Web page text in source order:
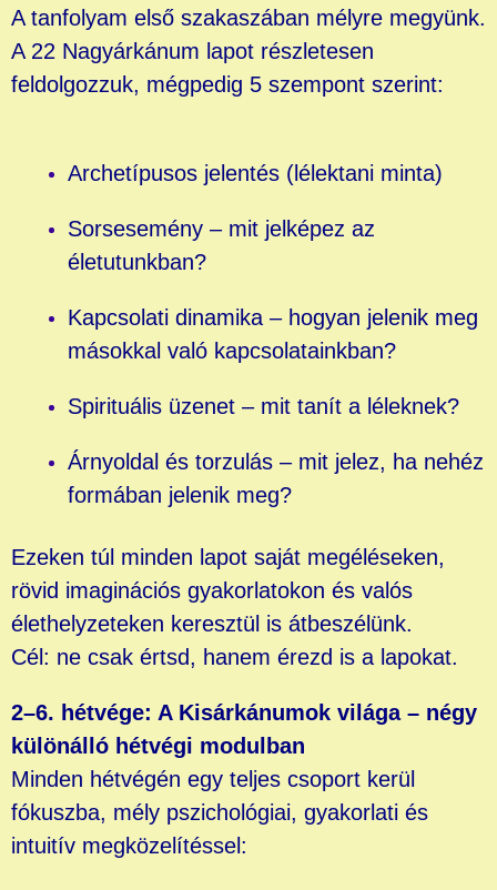
A tanfolyam első szakaszában mélyre megyünk.
A 22 Nagyárkánum lapot részletesen
feldolgozzuk, mégpedig 5 szempont szerint:
Archetípusos jelentés (lélektani minta)
Sorsesemény – mit jelképez az
életutunkban?
Kapcsolati dinamika – hogyan jelenik meg
másokkal való kapcsolatainkban?
Spirituális üzenet – mit tanít a léleknek?
Árnyoldal és torzulás – mit jelez, ha nehéz
formában jelenik meg?
Ezeken túl minden lapot saját megéléseken,
rövid imaginációs gyakorlatokon és valós
élethelyzeteken keresztül is átbeszélünk.
Cél: ne csak értsd, hanem érezd is a lapokat.
2–6. hétvége: A Kisárkánumok világa – négy
különálló hétvégi modulban
Minden hétvégén egy teljes csoport kerül
fókuszba, mély pszichológiai, gyakorlati és
intuitív megközelítéssel: